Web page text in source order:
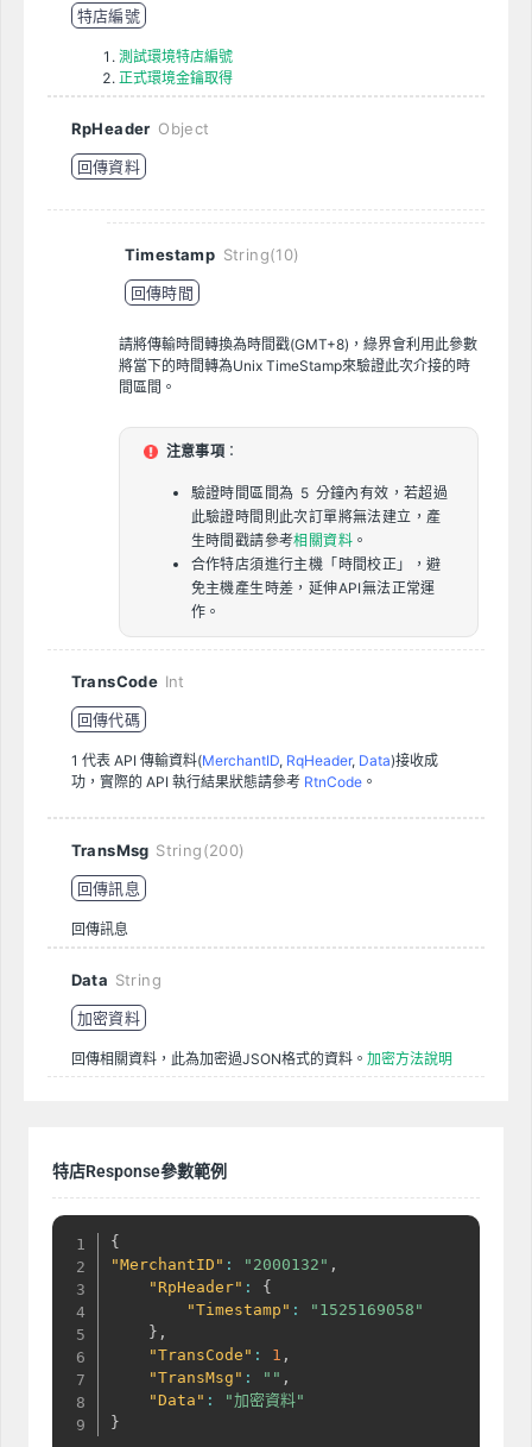
特店編號
測試環境特店編號
正式環境金鑰取得
RpHeader Object
回傳資料
Timestamp String(10)
回傳時間
請將傳輸時間轉換為時間戳(GMT+8)，綠界會利用此參數
將當下的時間轉為Unix TimeStamp來驗證此次介接的時
間區間。
注意事項 ：
驗證時間區間為 5 分鐘內有效，若超過
此驗證時間則此次訂單將無法建立，產
生時間戳請參考相關資料。
合作特店須進行主機「時間校正」，避
免主機產生時差，延伸API無法正常運
作。
TransCode Int
回傳代碼
1 代表 API 傳輸資料(MerchantID, RqHeader, Data)接收成
功，實際的 API 執行結果狀態請參考 RtnCode。
TransMsg String(200)
回傳訊息
回傳訊息
Data String
加密資料
回傳相關資料，此為加密過JSON格式的資料。 加密方法說明
特店Response參數範例
{
"MerchantID" : "2000132" ,
"RpHeader" :
{
"Timestamp" :
"1525169058"
} ,
"TransCode" : 1 ,
"TransMsg" : "" ,
"Data" :
"加密資料"
}